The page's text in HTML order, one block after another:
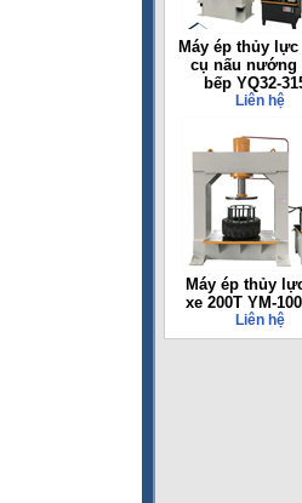
Máy ép thủy
cụ nấu nướng
bếp YQ32-
Liên hệ
Máy ép thủy
xe 200T YM-
Liên hệ